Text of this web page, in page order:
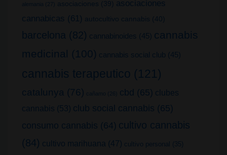
alemania (27) asociaciones (39)
asociaciones
cannabicas (61) autocultivo cannabis (40)
barcelona (82) cannabinoides (45) cannabis
medicinal (100) cannabis social club (45)
cannabis terapeutico (121)
catalunya (76) cañamo (26) cbd (65) clubes
cannabis (53) club social cannabis (65)
consumo cannabis (64) cultivo cannabis
(84) cultivo marihuana (47) cultivo personal (35)